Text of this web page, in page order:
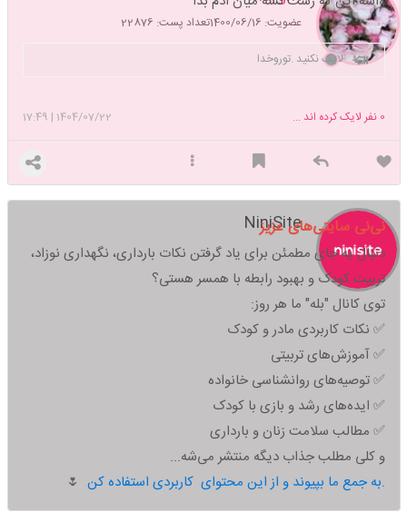
سرزمینم هست .
عضویت: 1400/06/16 تعداد پست: 22876
لایک نکنید .توروخدا
1404/07/22
|
17:49 0 نفر لایک کرده اند ...
NiniSite
نی‌نی سایتی‌های عزیز
دنبال یه جای مطمئن برای یاد گرفتن نکات بارداری، نگهداری نوزاد،
تربیت کودک و بهبود رابطه با همسر هستی؟
توی کانال "بله" ما هر روز:
✅ نکات کاربردی مادر و کودک
✅ آموزش‌های تربیتی
✅ توصیه‌های روانشناسی خانواده
✅ ایده‌های رشد و بازی با کودک
✅ مطالب سلامت زنان و بارداری
و کلی مطلب جذاب دیگه منتشر می‌شه...
به جمع ما بپیوند و از این محتوای کاربردی استفاده کن.
🌷